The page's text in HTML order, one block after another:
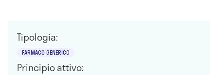
Tipologia:
FARMACO GENERICO
Principio attivo: